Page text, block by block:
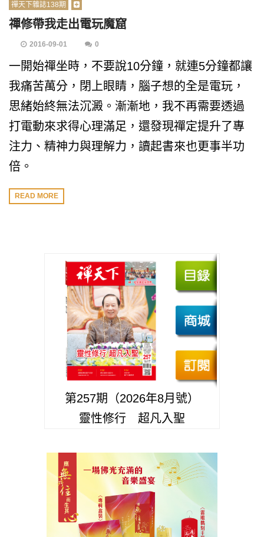
禪天下雜誌138期
禪修帶我走出電玩魔窟
2016-09-01 0
一開始禪坐時，不要說10分鐘，就連5分鐘都讓
我痛苦萬分，閉上眼睛，腦子想的全是電玩，
思緒始終無法沉澱。漸漸地，我不再需要透過
打電動來求得心理滿足，還發現禪定提升了專
注力、精神力與理解力，讀起書來也更事半功
倍。
READ MORE
第257期（2026年8月號）
靈性修行 超凡入聖